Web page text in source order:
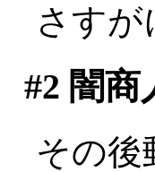
さす
#2 闇商
その後